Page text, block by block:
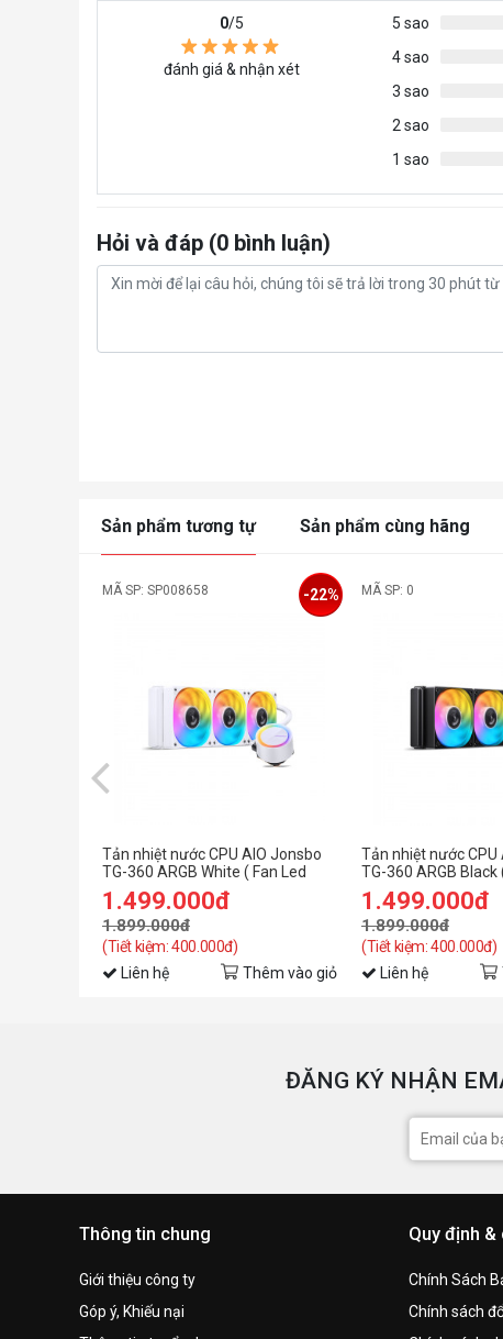
0/5
đánh giá & nhận xét
5 sao
4 sao
3 sao
2 sao
1 sao
Hỏi và đáp (0 bình luận)
Sản phẩm tương tự Sản phẩm cùng hãng
MÃ SP: SP008658
Tản nhiệt nước CPU AIO Jonsbo
TG-360 ARGB White ( Fan Led
ghép nối không dây )
1.499.000đ
1.899.000đ
(Tiết kiệm: 400.000đ)
-22%
Liên hệ Thêm vào giỏ
MÃ SP: 0
Tản nhiệt nước CPU
TG-360 ARGB Black
ghép nối không dây )
1.499.000đ
1.899.000đ
(Tiết kiệm: 400.000đ)
Liên hệ
ĐĂNG KÝ NHẬN
Thông tin chung
Giới thiệu công ty
Góp ý, Khiếu nại
Quy định &
Chính Sách
Chính sách